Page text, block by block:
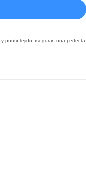
punto tejido aseguran una perfecta